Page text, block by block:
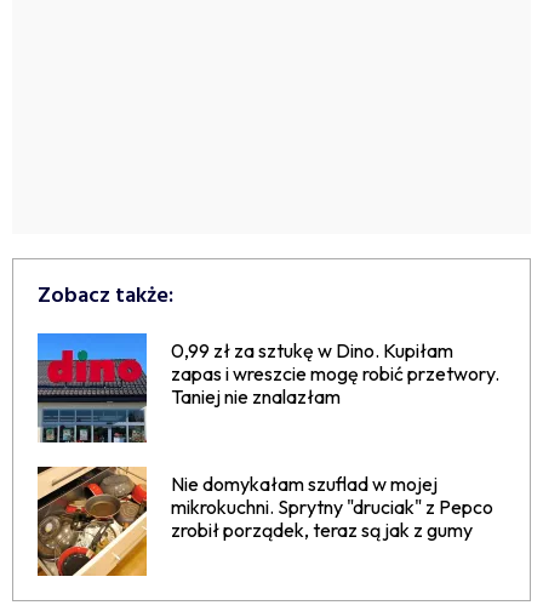
Zobacz także:
0,99 zł za sztukę w Dino. Kupiłam
zapas i wreszcie mogę robić przetwory.
Taniej nie znalazłam
Nie domykałam szuflad w mojej
mikrokuchni. Sprytny "druciak" z Pepco
zrobił porządek, teraz są jak z gumy